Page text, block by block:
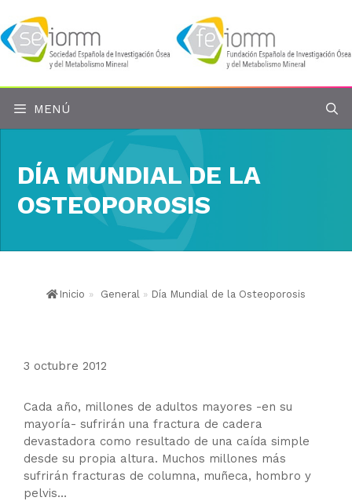
al
contenido
MENÚ
DÍA MUNDIAL DE LA
OSTEOPOROSIS
Inicio » General » Día Mundial de la Osteoporosis
3 octubre 2012
Cada año, millones de adultos mayores -en su
mayoría- sufrirán una fractura de cadera
devastadora como resultado de una caída simple
desde su propia altura. Muchos millones más
sufrirán fracturas de columna, muñeca, hombro y
pelvis…